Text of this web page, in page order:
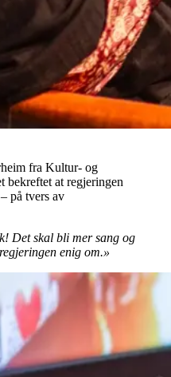
fra Kultur- og
bekreftet at regjeringen
på tvers av
Det skal bli mer sang og
enig om.»